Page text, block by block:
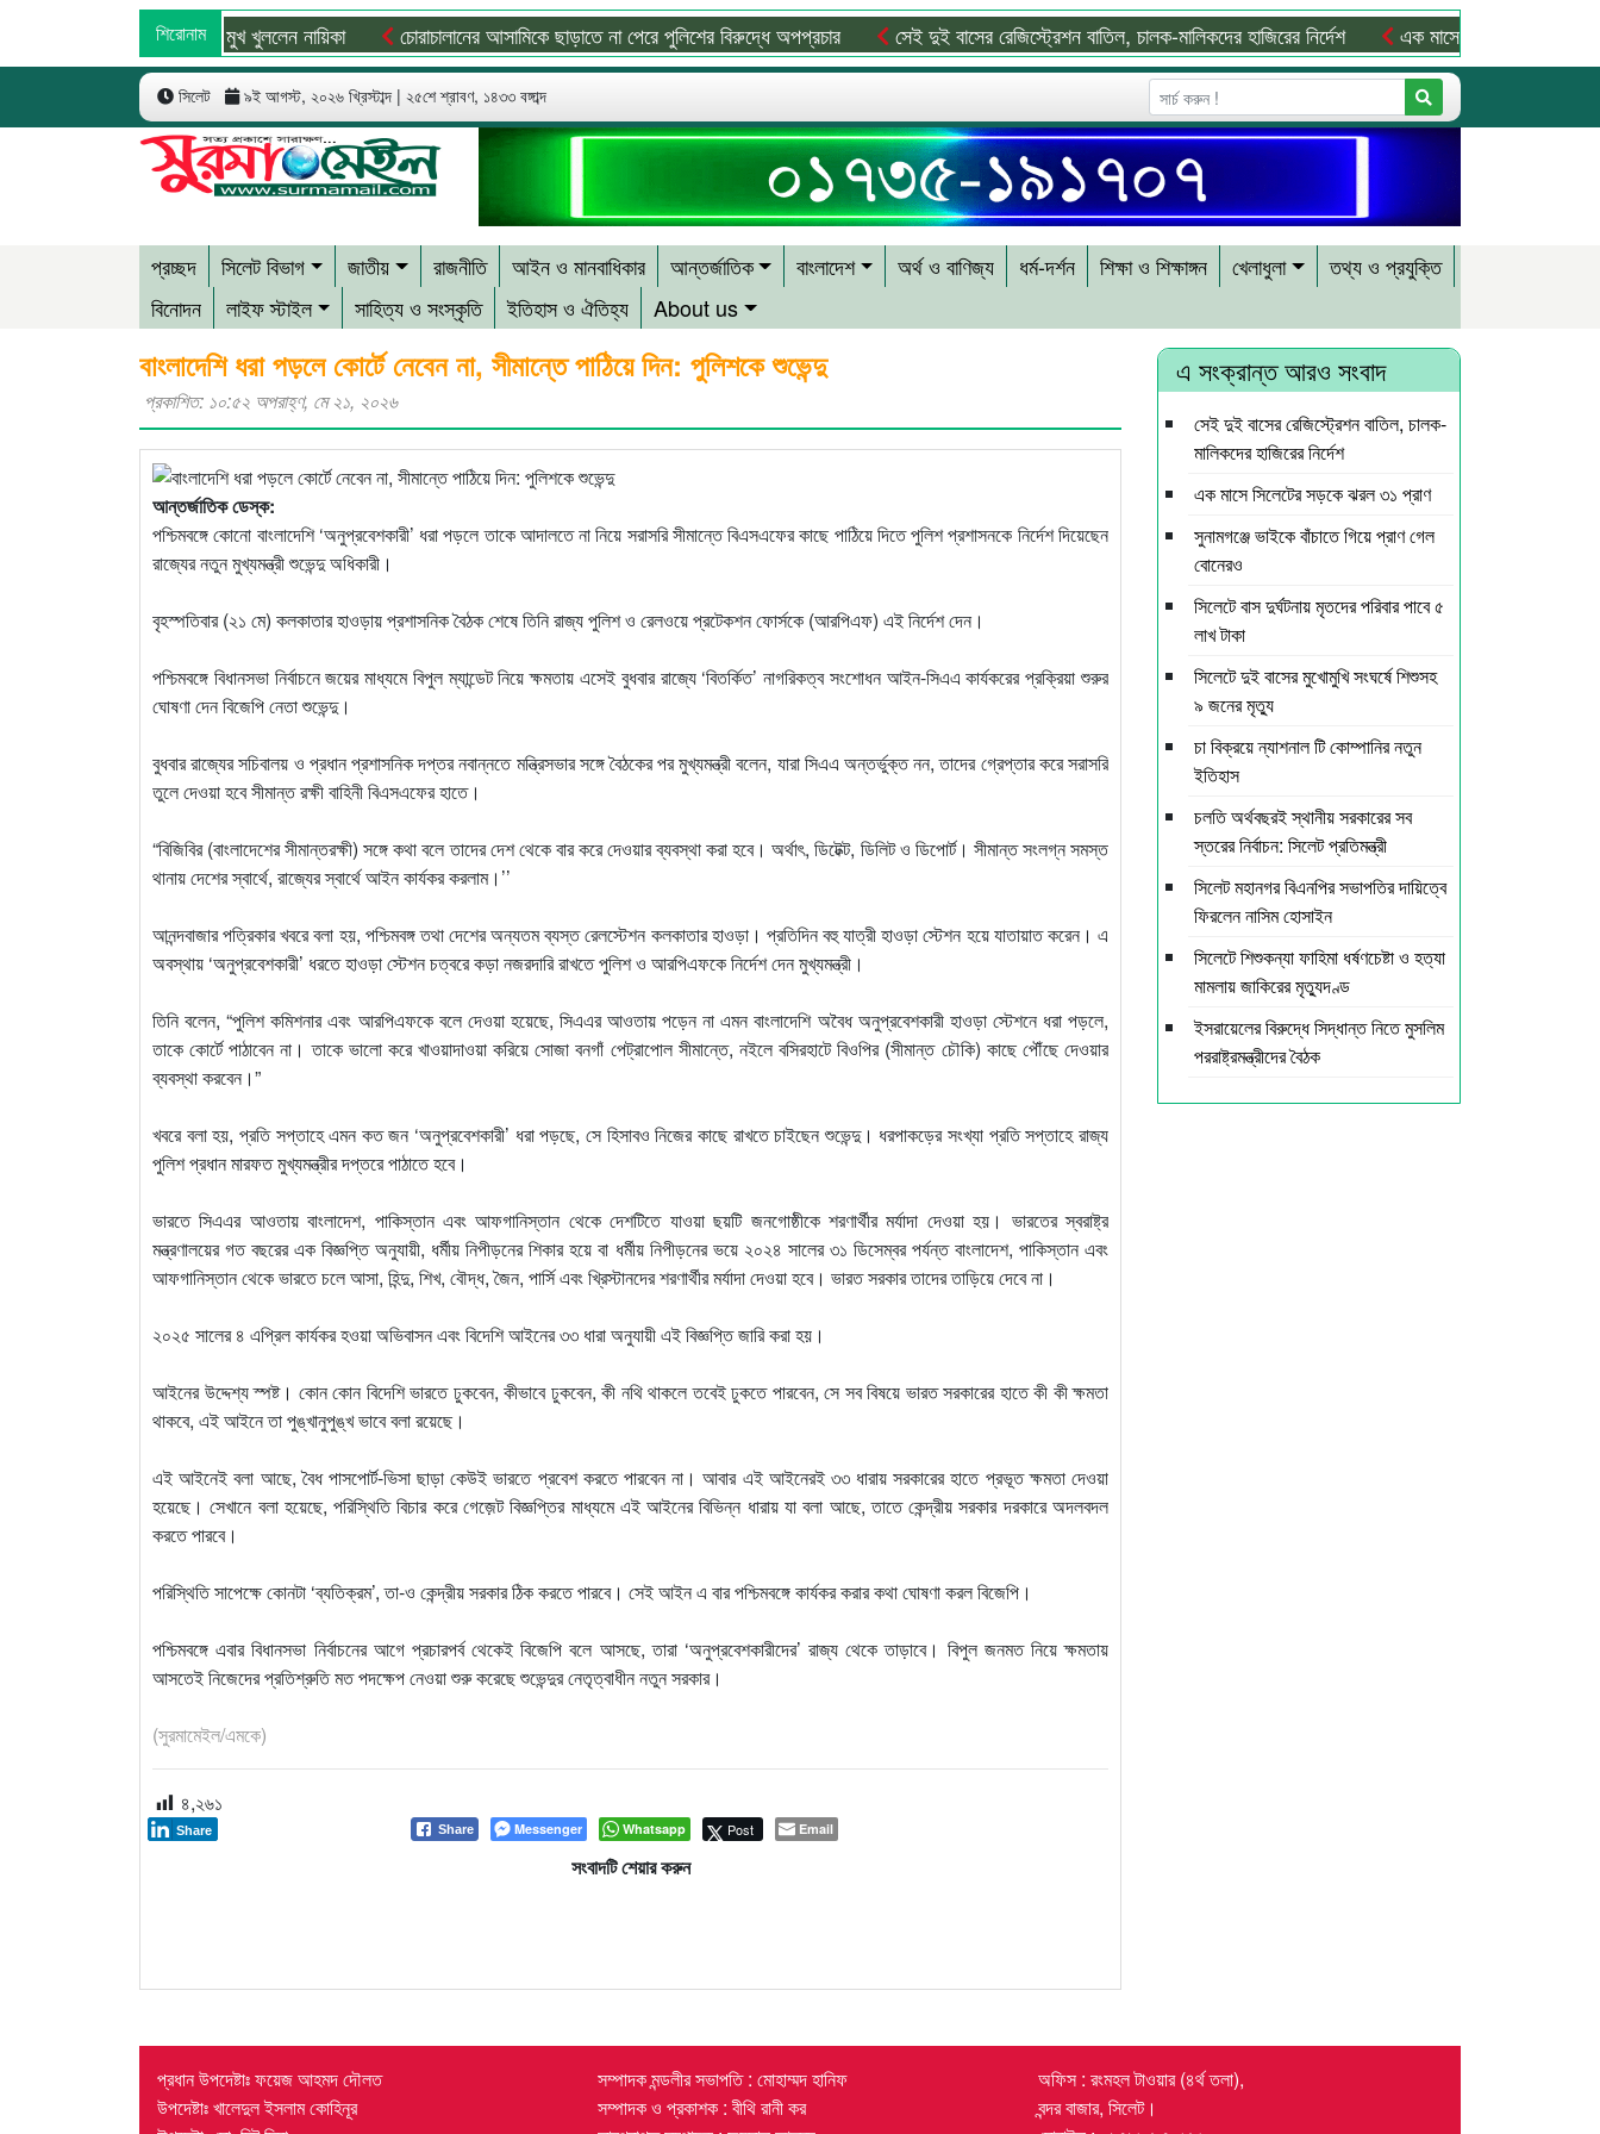
শিরোনাম
থাকার দাবি রাজসাক্ষীর, মুখ খুললেন নায়িকা চোরাচালানের আসামিকে ছাড়াতে না পেরে পুলিশের বিরুদ্ধে অপপ্রচার সেই দুই বাসের রেজিস্ট্রেশন বাতিল, চালক-মালিকদের হাজিরের নির্দেশ এক মাসে সিলেটের সড়কে ঝরল
সিলেট ৯ই আগস্ট, ২০২৬ খ্রিস্টাব্দ | ২৫শে শ্রাবণ, ১৪৩৩ বঙ্গাব্দ
প্রচ্ছদ সিলেট বিভাগ জাতীয় রাজনীতি আইন ও মানবাধিকার আন্তর্জাতিক বাংলাদেশ অর্থ ও বাণিজ্য ধর্ম-দর্শন শিক্ষা ও শিক্ষাঙ্গন খেলাধুলা
তথ্য ও প্রযুক্তি
বিনোদন
লাইফ স্টাইল সাহিত্য ও সংস্কৃতি ইতিহাস ও ঐতিহ্য About us
বাংলাদেশি ধরা পড়লে কোর্টে নেবেন না, সীমান্তে পাঠিয়ে দিন: পুলিশকে শুভেন্দু
প্রকাশিত: ১০:৫২ অপরাহ্ণ, মে ২১, ২০২৬
আন্তর্জাতিক ডেস্ক:
পশ্চিমবঙ্গে কোনো বাংলাদেশি ‘অনুপ্রবেশকারী’ ধরা পড়লে তাকে আদালতে না নিয়ে সরাসরি সীমান্তে বিএসএফের কাছে পাঠিয়ে দিতে পুলিশ প্রশাসনকে নির্দেশ দিয়েছেন
রাজ্যের নতুন মুখ্যমন্ত্রী শুভেন্দু অধিকারী।
বৃহস্পতিবার (২১ মে) কলকাতার হাওড়ায় প্রশাসনিক বৈঠক শেষে তিনি রাজ্য পুলিশ ও রেলওয়ে প্রটেকশন ফোর্সকে (আরপিএফ) এই নির্দেশ দেন।
পশ্চিমবঙ্গে বিধানসভা নির্বাচনে জয়ের মাধ্যমে বিপুল ম্যান্ডেট নিয়ে ক্ষমতায় এসেই বুধবার রাজ্যে ‘বিতর্কিত’ নাগরিকত্ব সংশোধন আইন-সিএএ কার্যকরের প্রক্রিয়া শুরুর
ঘোষণা দেন বিজেপি নেতা শুভেন্দু।
বুধবার রাজ্যের সচিবালয় ও প্রধান প্রশাসনিক দপ্তর নবান্নতে মন্ত্রিসভার সঙ্গে বৈঠকের পর মুখ্যমন্ত্রী বলেন, যারা সিএএ অন্তর্ভুক্ত নন, তাদের গ্রেপ্তার করে সরাসরি
তুলে দেওয়া হবে সীমান্ত রক্ষী বাহিনী বিএসএফের হাতে।
“বিজিবির (বাংলাদেশের সীমান্তরক্ষী) সঙ্গে কথা বলে তাদের দেশ থেকে বার করে দেওয়ার ব্যবস্থা করা হবে। অর্থাৎ, ডিটেক্ট, ডিলিট ও ডিপোর্ট। সীমান্ত সংলগ্ন সমস্ত
থানায় দেশের স্বার্থে, রাজ্যের স্বার্থে আইন কার্যকর করলাম।’’
আনন্দবাজার পত্রিকার খবরে বলা হয়, পশ্চিমবঙ্গ তথা দেশের অন্যতম ব্যস্ত রেলস্টেশন কলকাতার হাওড়া। প্রতিদিন বহু যাত্রী হাওড়া স্টেশন হয়ে যাতায়াত করেন। এ
অবস্থায় ‘অনুপ্রবেশকারী’ ধরতে হাওড়া স্টেশন চত্বরে কড়া নজরদারি রাখতে পুলিশ ও আরপিএফকে নির্দেশ দেন মুখ্যমন্ত্রী।
তিনি বলেন, “পুলিশ কমিশনার এবং আরপিএফকে বলে দেওয়া হয়েছে, সিএএর আওতায় পড়েন না এমন বাংলাদেশি অবৈধ অনুপ্রবেশকারী হাওড়া স্টেশনে ধরা পড়লে,
তাকে কোর্টে পাঠাবেন না। তাকে ভালো করে খাওয়াদাওয়া করিয়ে সোজা বনগাঁ পেট্রাপোল সীমান্তে, নইলে বসিরহাটে বিওপির (সীমান্ত চৌকি) কাছে পৌঁছে দেওয়ার
ব্যবস্থা করবেন।”
খবরে বলা হয়, প্রতি সপ্তাহে এমন কত জন ‘অনুপ্রবেশকারী’ ধরা পড়ছে, সে হিসাবও নিজের কাছে রাখতে চাইছেন শুভেন্দু। ধরপাকড়ের সংখ্যা প্রতি সপ্তাহে রাজ্য
পুলিশ প্রধান মারফত মুখ্যমন্ত্রীর দপ্তরে পাঠাতে হবে।
ভারতে সিএএর আওতায় বাংলাদেশ, পাকিস্তান এবং আফগানিস্তান থেকে দেশটিতে যাওয়া ছয়টি জনগোষ্ঠীকে শরণার্থীর মর্যাদা দেওয়া হয়। ভারতের স্বরাষ্ট্র
মন্ত্রণালয়ের গত বছরের এক বিজ্ঞপ্তি অনুযায়ী, ধর্মীয় নিপীড়নের শিকার হয়ে বা ধর্মীয় নিপীড়নের ভয়ে ২০২৪ সালের ৩১ ডিসেম্বর পর্যন্ত বাংলাদেশ, পাকিস্তান এবং
আফগানিস্তান থেকে ভারতে চলে আসা, হিন্দু, শিখ, বৌদ্ধ, জৈন, পার্সি এবং খ্রিস্টানদের শরণার্থীর মর্যাদা দেওয়া হবে। ভারত সরকার তাদের তাড়িয়ে দেবে না।
২০২৫ সালের ৪ এপ্রিল কার্যকর হওয়া অভিবাসন এবং বিদেশি আইনের ৩৩ ধারা অনুযায়ী এই বিজ্ঞপ্তি জারি করা হয়।
আইনের উদ্দেশ্য স্পষ্ট। কোন কোন বিদেশি ভারতে ঢুকবেন, কীভাবে ঢুকবেন, কী নথি থাকলে তবেই ঢুকতে পারবেন, সে সব বিষয়ে ভারত সরকারের হাতে কী কী ক্ষমতা
থাকবে, এই আইনে তা পুঙ্খানুপুঙ্খ ভাবে বলা রয়েছে।
এই আইনেই বলা আছে, বৈধ পাসপোর্ট-ভিসা ছাড়া কেউই ভারতে প্রবেশ করতে পারবেন না। আবার এই আইনেরই ৩৩ ধারায় সরকারের হাতে প্রভূত ক্ষমতা দেওয়া
হয়েছে। সেখানে বলা হয়েছে, পরিস্থিতি বিচার করে গেজ়েট বিজ্ঞপ্তির মাধ্যমে এই আইনের বিভিন্ন ধারায় যা বলা আছে, তাতে কেন্দ্রীয় সরকার দরকারে অদলবদল
করতে পারবে।
পরিস্থিতি সাপেক্ষে কোনটা ‘ব্যতিক্রম’, তা-ও কেন্দ্রীয় সরকার ঠিক করতে পারবে। সেই আইন এ বার পশ্চিমবঙ্গে কার্যকর করার কথা ঘোষণা করল বিজেপি।
পশ্চিমবঙ্গে এবার বিধানসভা নির্বাচনের আগে প্রচারপর্ব থেকেই বিজেপি বলে আসছে, তারা ‘অনুপ্রবেশকারীদের’ রাজ্য থেকে তাড়াবে। বিপুল জনমত নিয়ে ক্ষমতায়
আসতেই নিজেদের প্রতিশ্রুতি মত পদক্ষেপ নেওয়া শুরু করেছে শুভেন্দুর নেতৃত্বাধীন নতুন সরকার।
(সুরমামেইল/এমকে)
৪,২৬১
Share Messenger Whatsapp Post
Share Email
সংবাদটি শেয়ার করুন
এ সংক্রান্ত আরও সংবাদ
সেই দুই বাসের রেজিস্ট্রেশন বাতিল, চালক-
মালিকদের হাজিরের নির্দেশ
এক মাসে সিলেটের সড়কে ঝরল ৩১ প্রাণ
সুনামগঞ্জে ভাইকে বাঁচাতে গিয়ে প্রাণ গেল
বোনেরও
সিলেটে বাস দুর্ঘটনায় মৃতদের পরিবার পাবে ৫
লাখ টাকা
সিলেটে দুই বাসের মুখোমুখি সংঘর্ষে শিশুসহ
৯ জনের মৃত্যু
চা বিক্রয়ে ন্যাশনাল টি কোম্পানির নতুন
ইতিহাস
চলতি অর্থবছরই স্থানীয় সরকারের সব
স্তরের নির্বাচন: সিলেট প্রতিমন্ত্রী
সিলেট মহানগর বিএনপির সভাপতির দায়িত্বে
ফিরলেন নাসিম হোসাইন
সিলেটে শিশুকন্যা ফাহিমা ধর্ষণচেষ্টা ও হত্যা
মামলায় জাকিরের মৃত্যুদণ্ড
ইসরায়েলের বিরুদ্ধে সিদ্ধান্ত নিতে মুসলিম
পররাষ্ট্রমন্ত্রীদের বৈঠক
প্রধান উপদেষ্টাঃ ফয়েজ আহমদ দৌলত
উপদেষ্টাঃ খালেদুল ইসলাম কোহিনূর
সম্পাদক মন্ডলীর সভাপতি : মোহাম্মদ হানিফ
সম্পাদক ও প্রকাশক : বীথি রানী কর
অফিস : রংমহল টাওয়ার (৪র্থ তলা),
বন্দর বাজার, সিলেট।